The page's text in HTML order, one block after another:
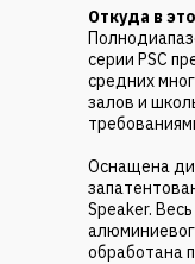
Откуда в
серии PSC
средних
залов и
Оснащена
Speaker.
обработана